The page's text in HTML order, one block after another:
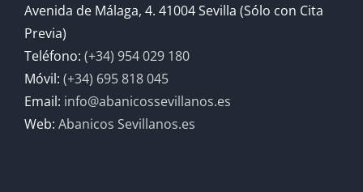
Avenida de Málaga, 4. 41004 Sevilla (Sólo con Cita
Previa)
Teléfono: (+34) 954 029 180
Móvil: (+34) 695 818 045
Email: info@abanicossevillanos.es
Web: Abanicos Sevillanos.es